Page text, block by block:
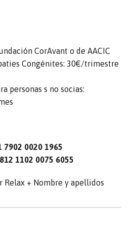
CorAvant o de AACIC
Congènites: 30€/trimestre
personas s no socias:
7902 0020 1965
1102 0075 6055
Relax + Nombre y apellidos